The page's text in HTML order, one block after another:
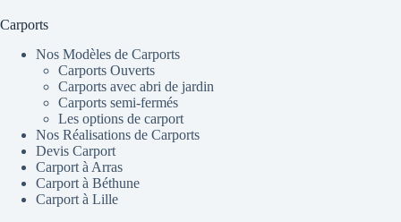
Carports
Nos Modèles de Carports
Carports Ouverts
Carports avec abri de jardin
Carports semi-fermés
Les options de carport
Nos Réalisations de Carports
Devis Carport
Carport à Arras
Carport à Béthune
Carport à Lille